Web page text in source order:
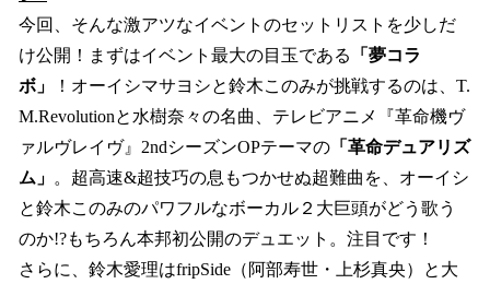
今回、そんな激アツなイベントのセットリストを少しだ
け公開！まずはイベント最大の目玉である
「夢コラ
ボ」
！オーイシマサヨシと鈴木このみが挑戦するのは、T.
M.Revolutionと水樹奈々の名曲、テレビアニメ『革命機ヴ
ァルヴレイヴ』2ndシーズンOPテーマの 「革命デュアリズ
ム」 。超高速&超技巧の息もつかせぬ超難曲を、オーイシ
と鈴木このみのパワフルなボーカル２大巨頭がどう歌う
のか!?もちろん本邦初公開のデュエット。注目です！
さらに、鈴木愛理はfripSide（阿部寿世・上杉真央）と大